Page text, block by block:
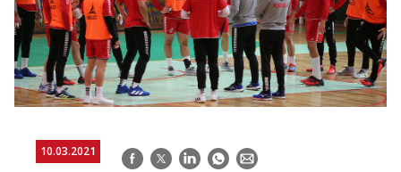
10.03.2021 Facebook
TwitterLinkedInWhatsApp
E-